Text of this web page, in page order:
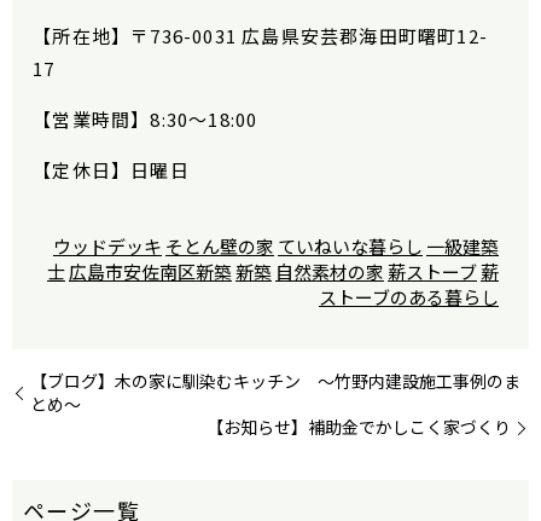
【所在地】 〒736-0031 広島県安芸郡海田町曙町12-
17
【営業時間】8:30〜18:00
【定休日】日曜日
ウッドデッキ そとん壁の家 ていねいな暮らし 一級建築
士広島市安佐南区新築新築 自然素材の家薪ストーブ薪
ストーブのある暮らし
【ブログ】木の家に馴染むキッチン ～竹野内建設施工事例のま
とめ～
【お知らせ】補助金でかしこく家づくり